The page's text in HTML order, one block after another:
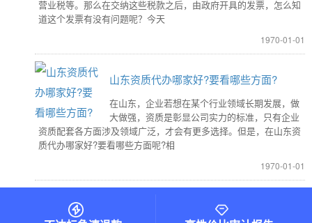
营业税等。那么在交纳这些税款之后，由政府开具的发票，怎么知
道这个发票有没有问题呢？今天
1970-01-01
山东资质代办哪家好?要看哪些方面?
在山东，企业若想在某个行业领域长期发展，做
大做强，资质是彰显公司实力的标准，只有企业
资质配套各方面涉及领域广泛，才会有更多选择。但是，在山东资
质代办哪家好?要看哪些方面呢?相
1970-01-01